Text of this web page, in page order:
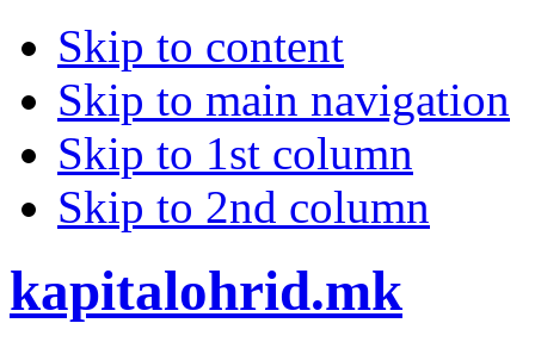
Skip to content
Skip to main navigation
Skip to 1st column
Skip to 2nd column
kapitalohrid.mk